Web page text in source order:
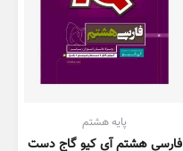
پایه هشتم
فارسی هشتم آی کیو گاج دست